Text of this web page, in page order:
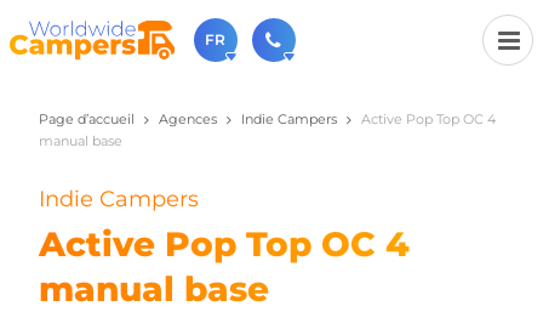
FR
+31 030-6974964
N'hésitez pas à nous appeler(lundi à vendredi de 9h à
sales@worldwidecampers.com
Vous pouvez également nous envoyer un e-mail.
Page d’accueil Agences Indie Campers
Active Pop Top OC 4
manual base
Indie Campers
Active Pop Top OC 4
manual base